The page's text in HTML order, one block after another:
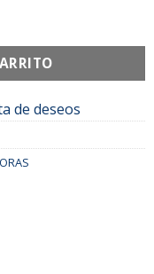
de deseos